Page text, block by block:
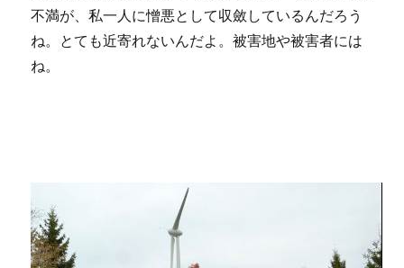
不満が、私一人に憎悪として収斂しているんだろう
ね。とても近寄れないんだよ。被害地や被害者には
ね。